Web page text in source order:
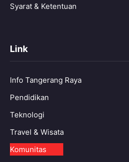
Syarat & Ketentuan
Link
Info Tangerang Raya
Pendidikan
Teknologi
Travel & Wisata
Komunitas